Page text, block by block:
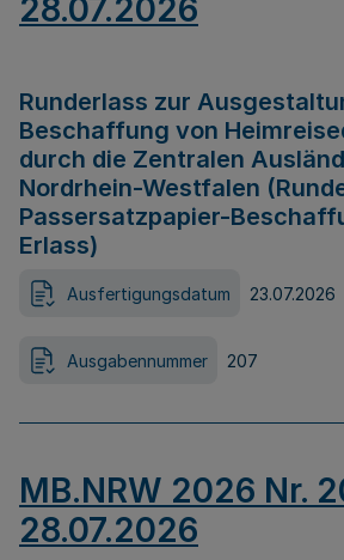
28.07.2026
Runderlass zur
Beschaffung von
durch die Zentralen
Nordrhein-Westfalen
Passersatzpapier-
Erlass)
Ausfertigungsdatum 23.07.2026
Ausgabennummer 207
MB.NRW 2026 Nr.
28.07.2026